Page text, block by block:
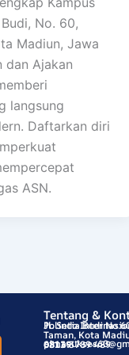
No. 60,
Madiun, Jawa
dan Ajakan
langsung
Daftarkan diri
ASN.
Tentang &
Polindo
Jl. Setia Budi
Taman, Kota
63139
0811-3789-489